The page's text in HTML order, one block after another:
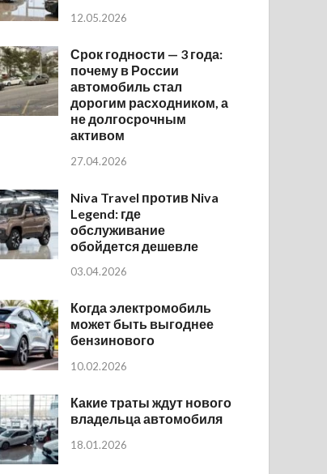
12.05.2026
Срок годности — 3 года:
почему в России
автомобиль стал
дорогим расходником, а
не долгосрочным
активом
27.04.2026
Niva Travel против Niva
Legend: где
обслуживание
обойдется дешевле
03.04.2026
Когда электромобиль
может быть выгоднее
бензинового
10.02.2026
Какие траты ждут нового
владельца автомобиля
18.01.2026